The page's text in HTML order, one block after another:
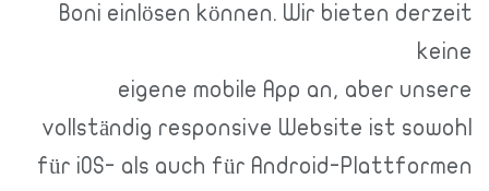
Boni einlösen können. Wir bieten derzeit
keine
eigene mobile App an, aber unsere
vollständig responsive Website ist sowohl
für iOS- als auch für Android-Plattformen